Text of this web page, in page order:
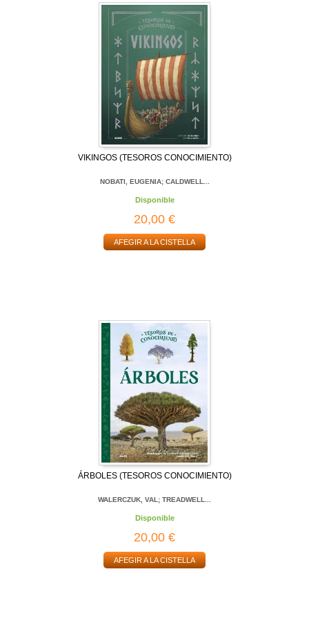
VIKINGOS (TESOROS CONOCIMIENTO)
NOBATI, EUGENIA; CALDWELL...
Disponible
20,00 €
AFEGIR A LA CISTELLA
ÁRBOLES (TESOROS CONOCIMIENTO)
WALERCZUK, VAL; TREADWELL...
Disponible
20,00 €
AFEGIR A LA CISTELLA